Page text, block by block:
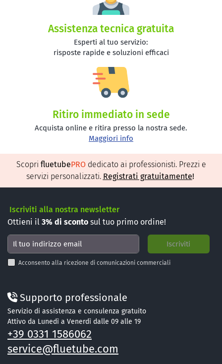
Assistenza tecnica gratuita
Esperti al tuo servizio:
risposte rapide e soluzioni efficaci
Ritiro immediato in sede
Acquista online e ritira presso la nostra sede.
Maggiori info
Scopri fluetubePRO dedicato ai professionisti. Prezzi e
servizi personalizzati. Registrati gratuitamente!
Iscriviti alla nostra newsletter
Ottieni il 3% di sconto sul tuo primo ordine!
Acconsento alla ricezione di comunicazioni commerciali
Supporto professionale
Servizio di assistenza e consulenza gratuito
Attivo da Lunedì a Venerdì dalle 09 alle 19
+39 0331 1586062
service@fluetube.com